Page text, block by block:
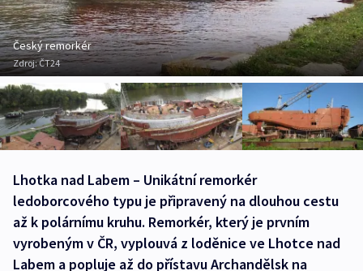
Český remorkér
Zdroj:ČT24
Lhotka nad Labem – Unikátní remorkér
ledoborcového typu je připravený na dlouhou cestu
až k polárnímu kruhu. Remorkér, který je prvním
vyrobeným v ČR, vyplouvá z loděnice ve Lhotce nad
Labem a popluje až do přístavu Archandělsk na